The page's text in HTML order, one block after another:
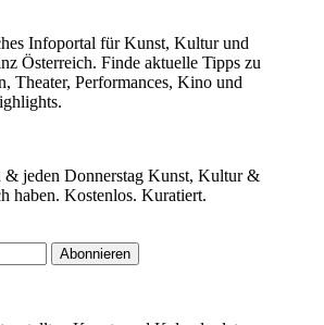
ordnen den radikalen
in Geschichte und Gegenwart ein.
Dozent, Berlin
Bauwelt Fundamente,
& Christina Linortner, ÖGFA, Wien
– Österreichische Gesellschaft für
Infoportal für Kunst, Kultur und
Österreich. Finde aktuelle Tipps zu
Theater, Performances, Kino und
& jeden Donnerstag Kunst, Kultur &
haben. Kostenlos. Kuratiert.
Abonnieren